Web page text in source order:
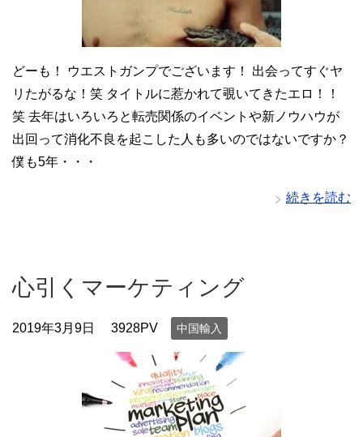
どーも！ ウエストガンプでございます！ 出会ってすぐヤ
リたがるな！笑 タイトルに惹かれて覗いてきたエロ！！
笑 去年はいろいろと転売関係のイベントや新ノウハウが
出回って消化不良を起こした人も多いのではないですか？
僕も5年・・・
続きを読む
心引くマーケティング
2019年3月9日 3928PV 中国輸入